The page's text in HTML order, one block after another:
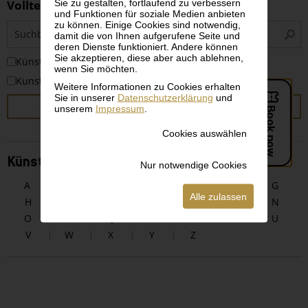
und Funktionen für soziale Medien anbieten
zu können. Einige Cookies sind notwendig,
damit die von Ihnen aufgerufene Seite und
deren Dienste funktioniert. Andere können
Sie akzeptieren, diese aber auch ablehnen,
wenn Sie möchten.
Weitere Informationen zu Cookies erhalten
Sie in unserer Datenschutzerklärung und
unserem Impressum
Cookies auswählen
Nur notwendige Cookies
Alle zulassen
Volltextsuche
KünstlerInnen
Kunstwerke
SUCHEN
KünstlerInnen alphabetisch
A E F
G
H
L M
N
O
U
V
W X Y Z